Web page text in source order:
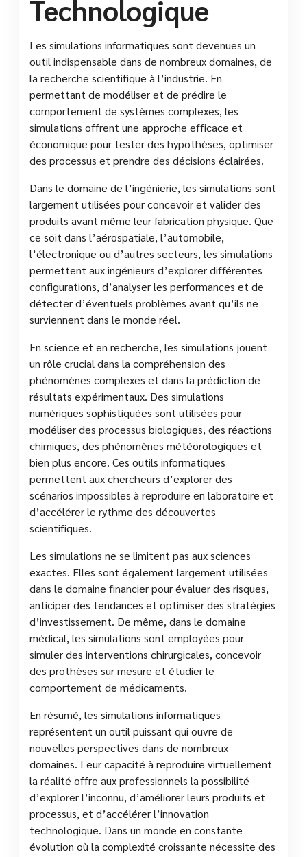
Technologique
Les simulations informatiques sont devenues un
outil indispensable dans de nombreux domaines, de
la recherche scientifique à l’industrie. En
permettant de modéliser et de prédire le
comportement de systèmes complexes, les
simulations offrent une approche efficace et
économique pour tester des hypothèses, optimiser
des processus et prendre des décisions éclairées.
Dans le domaine de l’ingénierie, les simulations sont
largement utilisées pour concevoir et valider des
produits avant même leur fabrication physique. Que
ce soit dans l’aérospatiale, l’automobile,
l’électronique ou d’autres secteurs, les simulations
permettent aux ingénieurs d’explorer différentes
configurations, d’analyser les performances et de
détecter d’éventuels problèmes avant qu’ils ne
surviennent dans le monde réel.
En science et en recherche, les simulations jouent
un rôle crucial dans la compréhension des
phénomènes complexes et dans la prédiction de
résultats expérimentaux. Des simulations
numériques sophistiquées sont utilisées pour
modéliser des processus biologiques, des réactions
chimiques, des phénomènes météorologiques et
bien plus encore. Ces outils informatiques
permettent aux chercheurs d’explorer des
scénarios impossibles à reproduire en laboratoire et
d’accélérer le rythme des découvertes
scientifiques.
Les simulations ne se limitent pas aux sciences
exactes. Elles sont également largement utilisées
dans le domaine financier pour évaluer des risques,
anticiper des tendances et optimiser des stratégies
d’investissement. De même, dans le domaine
médical, les simulations sont employées pour
simuler des interventions chirurgicales, concevoir
des prothèses sur mesure et étudier le
comportement de médicaments.
En résumé, les simulations informatiques
représentent un outil puissant qui ouvre de
nouvelles perspectives dans de nombreux
domaines. Leur capacité à reproduire virtuellement
la réalité offre aux professionnels la possibilité
d’explorer l’inconnu, d’améliorer leurs produits et
processus, et d’accélérer l’innovation
technologique. Dans un monde en constante
évolution où la complexité croissante nécessite des